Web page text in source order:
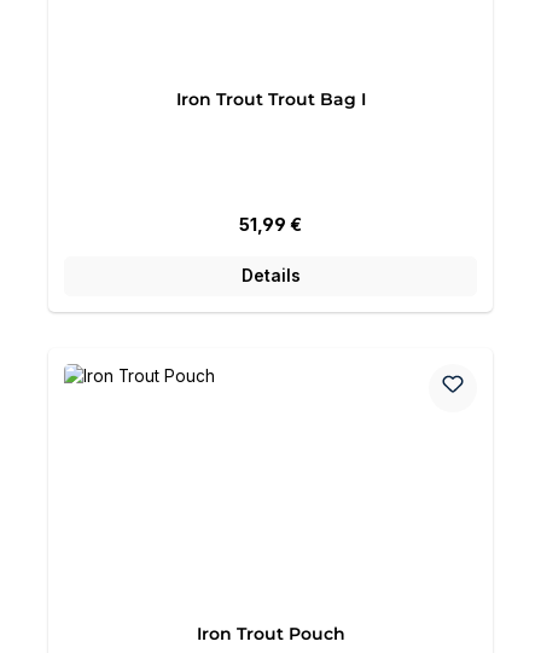
Iron Trout Trout Bag I
Regulärer Preis:
51,99 €
Details
Iron Trout Pouch